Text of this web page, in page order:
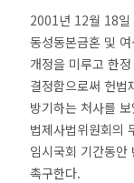
2001년 12월 18일
동성동본금혼 및
개정을 미루고 한
결정함으로써 헌법
방기하는 처사를
법제사법위원회의
임시국회 기간동안
촉구한다.